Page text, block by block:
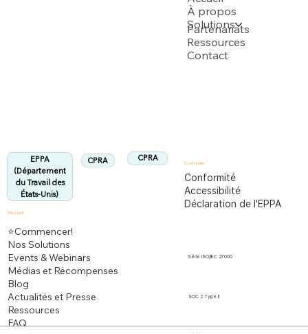
CPRA
EPPA
(Département
du Travail des
États-Unis)
CPRA
À propos
Solutions
Partenariats
Ressources
Contact
Découvrir
⭐Commencer!
Nos Solutions
Events & Webinars
Médias et Récompenses
Blog
Actualités et Presse
Ressources
FAQ
Conformité
Conformité
Accessibilité
Déclaration de l'EPPA
Série ISO/IEC 27000
SOC 2 Type II